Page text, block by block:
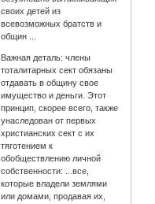
своих детей из
всевозможных братств и
общин ...
Важная деталь: члены
тоталитарных сект обязаны
отдавать в общину свое
имущество и деньги. Этот
принцип, скорее всего, также
унаследован от первых
христианских сект с их
тяготением к
обобществлению личной
собственности: ...все,
которые владели землями
или домами, продавая их,